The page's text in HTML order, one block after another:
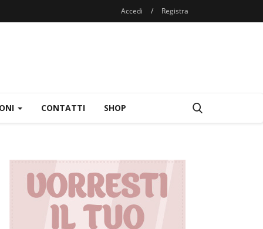
Accedi / Registra
CONTATTI SHOP